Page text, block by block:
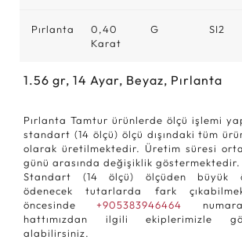
Pırlanta
0,40
Karat
G SI2
1.56 gr, 14 Ayar, Beyaz, Pırlanta
Pırlanta Tamtur ürünlerde ölçü işlemi
standart (14 ölçü) ölçü dışındaki tüm
olarak üretilmektedir. Üretim süresi
günü arasında değişiklik göstermektedir.
Standart (14 ölçü) ölçüden büyük
ödenecek tutarlarda fark
öncesinde+905383946464
hattımızdan ilgili ekiplerimizle
alabilirsiniz.